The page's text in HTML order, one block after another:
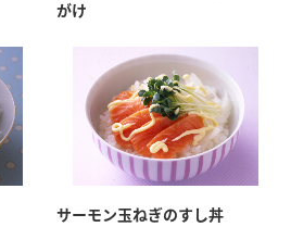
がけ
サーモン玉ねぎのすし丼